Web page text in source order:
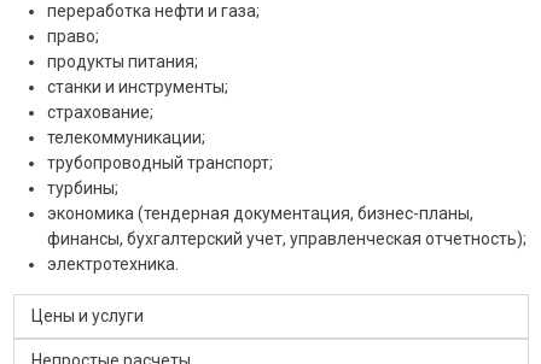
переработка нефти и газа;
право;
продукты питания;
станки и инструменты;
страхование;
телекоммуникации;
трубопроводный транспорт;
турбины;
экономика (тендерная документация, бизнес-планы,
финансы, бухгалтерский учет, управленческая отчетность);
электротехника.
Цены и услуги